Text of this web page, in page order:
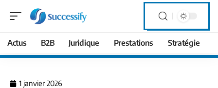
Actus B2B Juridique Prestations Stratégie
1 janvier 2026